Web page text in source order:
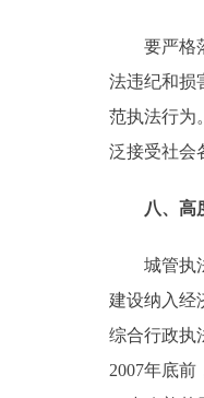
要严格落
法违纪和损
范执法行为
泛接受社会
八、高度
城管执法
建设纳入经
综合行政执
2007年底